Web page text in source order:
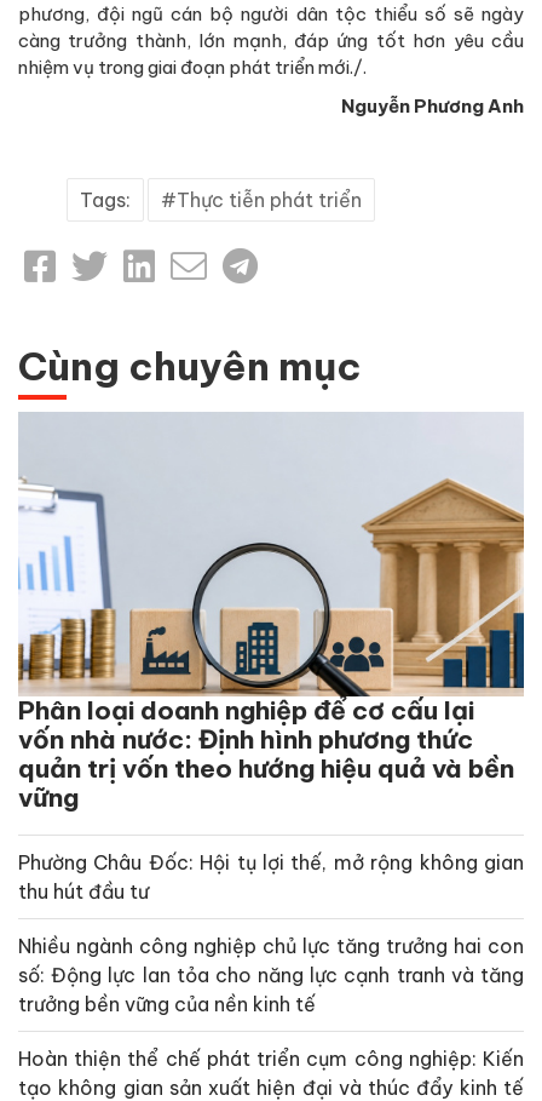
phương, đội ngũ cán bộ người dân tộc thiểu số sẽ ngày
càng trưởng thành, lớn mạnh, đáp ứng tốt hơn yêu cầu
nhiệm vụ trong giai đoạn phát triển mới./.
Nguyễn Phương Anh
Tags: Thực tiễn phát triển
Cùng chuyên mục
Phân loại doanh nghiệp để cơ cấu lại
vốn nhà nước: Định hình phương thức
quản trị vốn theo hướng hiệu quả và bền
vững
Phường Châu Đốc: Hội tụ lợi thế, mở rộng không gian
thu hút đầu tư
Nhiều ngành công nghiệp chủ lực tăng trưởng hai con
số: Động lực lan tỏa cho năng lực cạnh tranh và tăng
trưởng bền vững của nền kinh tế
Hoàn thiện thể chế phát triển cụm công nghiệp: Kiến
tạo không gian sản xuất hiện đại và thúc đẩy kinh tế